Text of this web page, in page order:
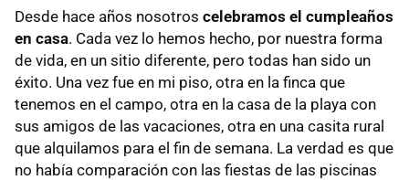
Desde hace años nosotros celebramos el cumpleaños
en casa. Cada vez lo hemos hecho, por nuestra forma
de vida, en un sitio diferente, pero todas han sido un
éxito. Una vez fue en mi piso, otra en la finca que
tenemos en el campo, otra en la casa de la playa con
sus amigos de las vacaciones, otra en una casita rural
que alquilamos para el fin de semana. La verdad es que
no había comparación con las fiestas de las piscinas